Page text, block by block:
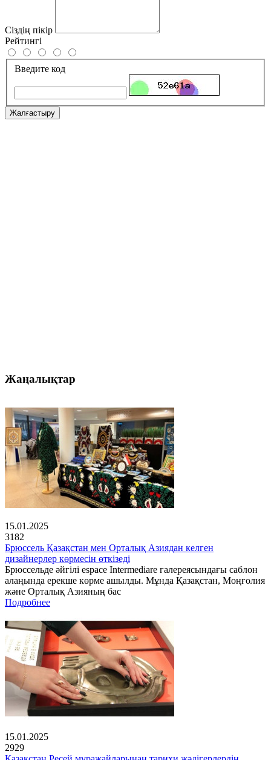
Сіздің пікір
Рейтингі
Введите код
Жалғастыру
Жаңалықтар
15.01.2025
3182
Брюссель Қазақстан мен Орталық Азиядан келген
дизайнерлер көрмесін өткізеді
Брюссельде әйгілі espace Intermediare галереясындағы саблон
алаңында ерекше көрме ашылды. Мұнда Қазақстан, Моңғолия
және Орталық Азияның бас
Подробнее
15.01.2025
2929